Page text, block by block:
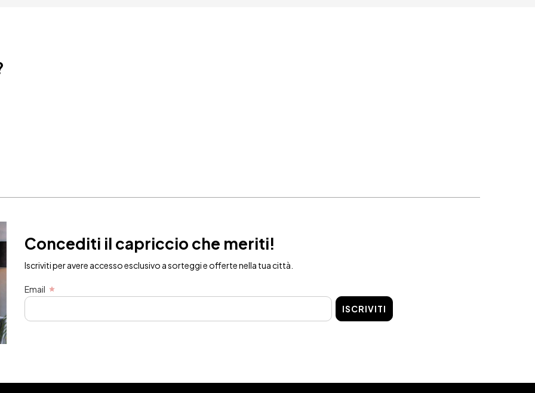
Concediti il capriccio che meriti!
Iscriviti per avere accesso esclusivo a sorteggi e offerte nella tua città.
Email
ISCRIVITI